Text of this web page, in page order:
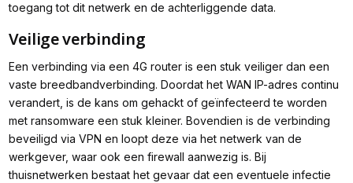
toegang tot dit netwerk en de achterliggende data.
Veilige verbinding
Een verbinding via een 4G router is een stuk veiliger dan een
vaste breedbandverbinding. Doordat het WAN IP-adres continu
verandert, is de kans om gehackt of geïnfecteerd te worden
met ransomware een stuk kleiner. Bovendien is de verbinding
beveiligd via VPN en loopt deze via het netwerk van de
werkgever, waar ook een firewall aanwezig is. Bij
thuisnetwerken bestaat het gevaar dat een eventuele infectie